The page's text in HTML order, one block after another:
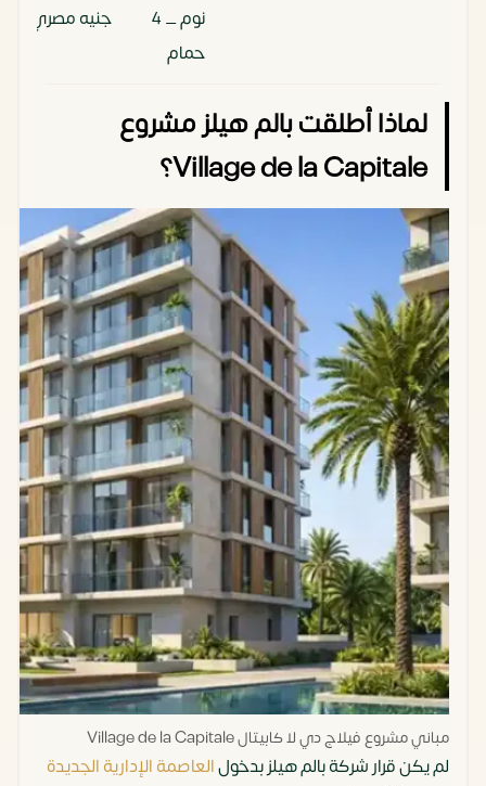
نوم _ 4
حمام
جنيه مصري
لماذا أطلقت بالم هيلز مشروع
Village de la Capitale؟
مباني مشروع فيلاج دي لا كابيتال Village de la Capitale
لم يكن قرار شركة بالم هيلز بدخولالعاصمة الإدارية الجديدة